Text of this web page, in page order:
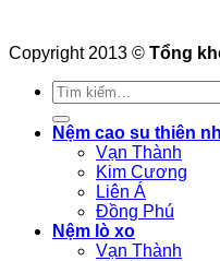
Copyright 2013 © Tổng
Tìm
kiếm:
Nệm cao su thiên
Vạn Thành
Kim Cương
Liên Á
Đồng Phú
Nệm lò xo
Vạn Thành